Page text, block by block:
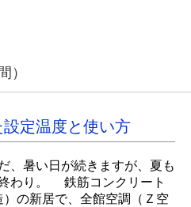
）
定温度と使い方
、暑い日が続きますが、夏も
わり。 鉄筋コンクリート
の新居で、全館空調（Ｚ空